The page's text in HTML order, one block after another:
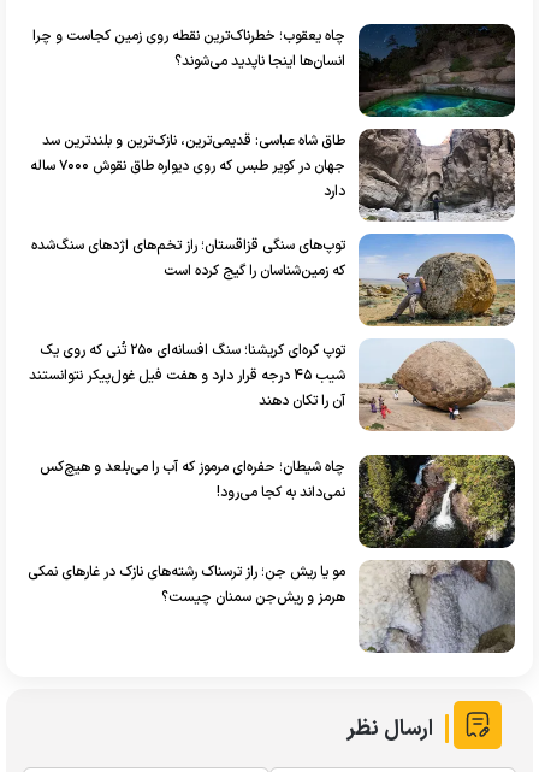
چاه یعقوب؛ خطرناک‌ترین نقطه روی زمین کجاست و چرا
انسان‌ها اینجا ناپدید می‌شوند؟
طاق شاه عباسی: قدیمی‌ترین، نازک‌ترین و بلندترین سد
جهان در کویر طبس که روی دیواره طاق نقوش ۷۰۰۰ ساله
دارد
توپ‌های سنگی قزاقستان؛ راز تخم‌های اژد‌های سنگ‌شده
که زمین‌شناسان را گیج کرده است
توپ کره‌ای کریشنا؛ سنگ افسانه‌ای ۲۵۰ تُنی که روی یک
شیب ۴۵ درجه قرار دارد و هفت فیل غول‌پیکر نتوانستند
آن را تکان دهند
چاه شیطان؛ حفره‌ای مرموز که آب را می‌بلعد و هیچ‌کس
نمی‌داند به کجا می‌رود!
مو یا ریش جن؛ راز ترسناک رشته‌های نازک در غار‌های نمکی
هرمز و ریش‌جن سمنان چیست؟
ارسال نظر